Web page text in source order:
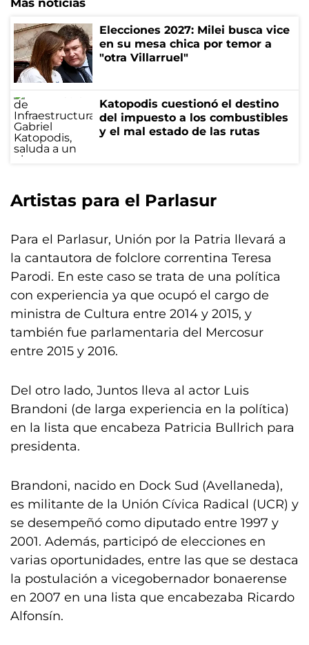
Más noticias
Elecciones 2027: Milei busca vice
en su mesa chica por temor a
"otra Villarruel"
Katopodis cuestionó el destino
del impuesto a los combustibles
y el mal estado de las rutas
Artistas para el Parlasur
Para el Parlasur, Unión por la Patria llevará a
la cantautora de folclore correntina Teresa
Parodi. En este caso se trata de una política
con experiencia ya que ocupó el cargo de
ministra de Cultura entre 2014 y 2015, y
también fue parlamentaria del Mercosur
entre 2015 y 2016.
Del otro lado, Juntos lleva al actor Luis
Brandoni (de larga experiencia en la política)
en la lista que encabeza Patricia Bullrich para
presidenta.
Brandoni, nacido en Dock Sud (Avellaneda),
es militante de la Unión Cívica Radical (UCR) y
se desempeñó como diputado entre 1997 y
2001. Además, participó de elecciones en
varias oportunidades, entre las que se destaca
la postulación a vicegobernador bonaerense
en 2007 en una lista que encabezaba Ricardo
Alfonsín.